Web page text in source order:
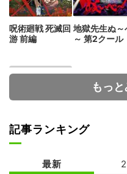
呪術廻戦 死滅回
游 前編
地獄先生ぬ～
～ 第2クール
正反対な君と僕
もっと
記事ランキング
最新